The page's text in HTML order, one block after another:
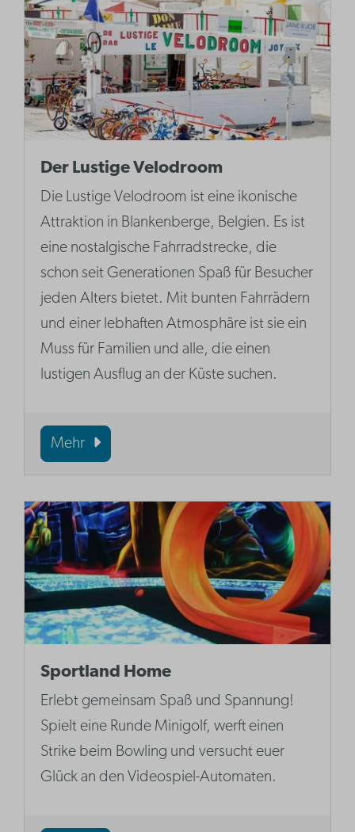
Der Lustige Velodroom
Die Lustige Velodroom ist eine ikonische
Attraktion in Blankenberge, Belgien. Es ist
eine nostalgische Fahrradstrecke, die
schon seit Generationen Spaß für Besucher
jeden Alters bietet. Mit bunten Fahrrädern
und einer lebhaften Atmosphäre ist sie ein
Muss für Familien und alle, die einen
lustigen Ausflug an der Küste suchen.
Mehr
Sportland Home
Erlebt gemeinsam Spaß und Spannung!
Spielt eine Runde Minigolf, werft einen
Strike beim Bowling und versucht euer
Glück an den Videospiel-Automaten.